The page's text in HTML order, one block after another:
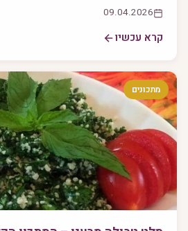
09.04.2026
קרא עכשיו
מתכונים